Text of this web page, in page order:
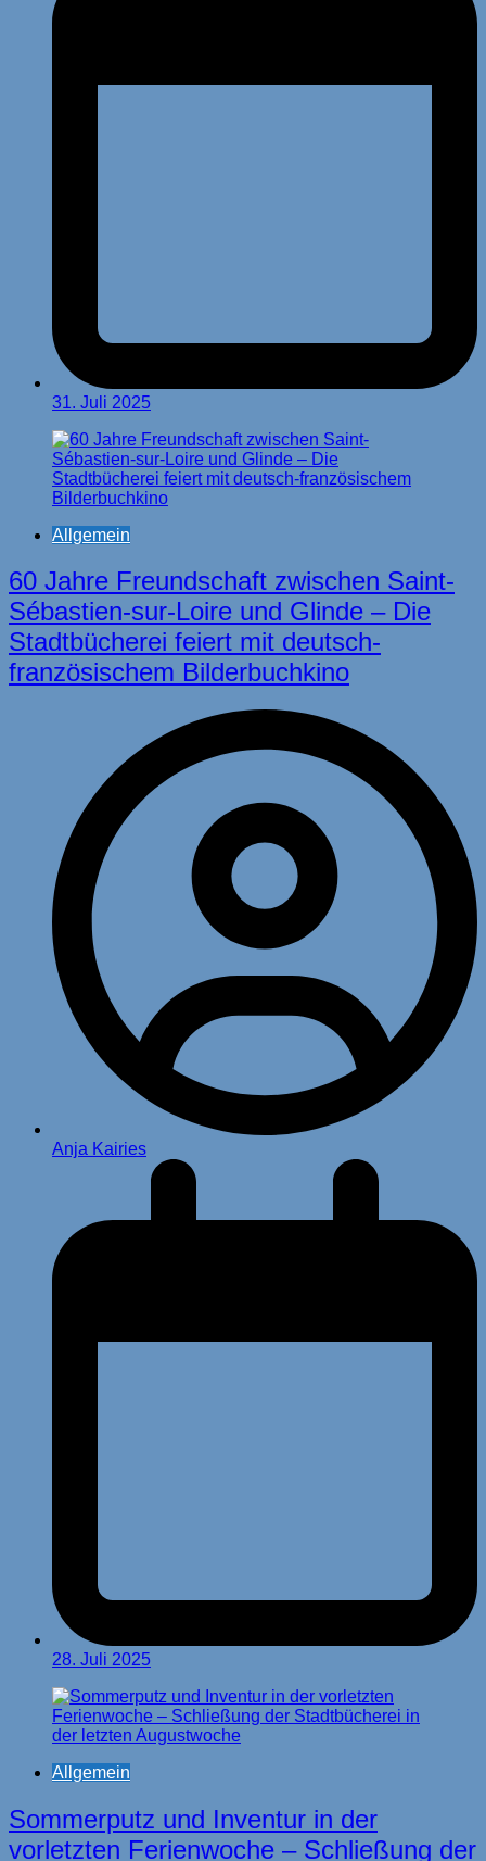
31. Juli 2025
Allgemein
60 Jahre Freundschaft zwischen Saint-
Sébastien-sur-Loire und Glinde – Die
Stadtbücherei feiert mit deutsch-
französischem Bilderbuchkino
Anja Kairies
28. Juli 2025
Allgemein
Sommerputz und Inventur in der
vorletzten Ferienwoche – Schließung der